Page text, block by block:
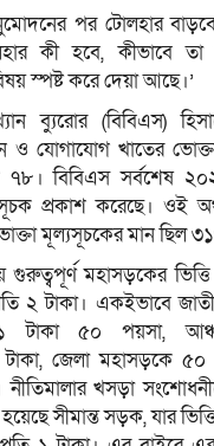
পর টোলহার
কী হবে, কীভাবে
স্পষ্ট করে দেয়া আছে।’
ব্যুরোর (বিবিএস)
ও যোগাযোগ খাতের
বিবিএস সর্বশেষ
প্রকাশ করেছে। ওই
মূল্যসূচকের মান ছিল
গুরুত্বপূর্ণ মহাসড়কের
২ টাকা। একইভাবে
১ টাকা ৫০ পয়সা,
টাকা, জেলা মহাসড়কে
নীতিমালার খসড়া
সীমান্ত সড়ক, যার